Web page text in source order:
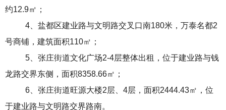
约12.9㎡；
4、 盐都区建业路与文明路交叉口南180米 ，万泰名都2
号商铺，建筑面积110㎡；
5、张庄街道文化广场2-4层整体出租，位于建业路与钱
龙路交界东侧，面积8358.66㎡；
6、张庄街道旺源大楼2层、4层，面积2444.43㎡，位
于建业路与文明路交界路南。